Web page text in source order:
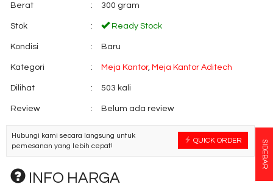
Berat : 300 gram
Stok : Ready Stock
Kondisi : Baru
Kategori : Meja Kantor, Meja Kantor Aditech
Dilihat : 503 kali
Review : Belum ada review
QUICK ORDER
Hubungi kami secara langsung untuk
pemesanan yang lebih cepat!
INFO HARGA
SIDEBAR